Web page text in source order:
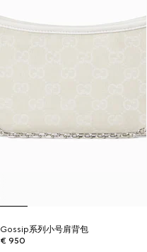
Gossip系列小号肩背包
€ 950